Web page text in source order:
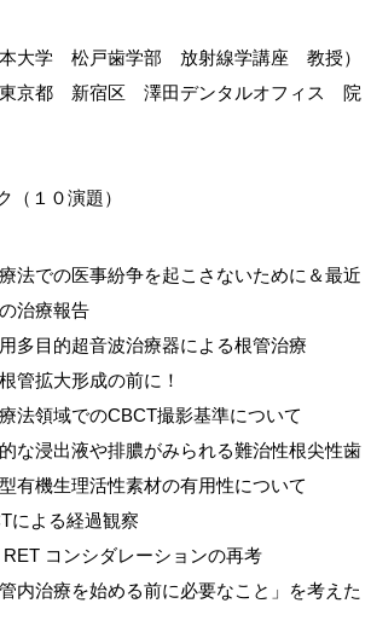
大学 松戸歯学部 放射線学講座 教授）
京都 新宿区 澤田デンタルオフィス 院
（１０演題）
の医事紛争を起こさないために＆最近
治療報告
目的超音波治療器による根管治療
拡大形成の前に！
領域でのCBCT撮影基準について
出液や排膿がみられる難治性根尖性歯
有機生理活性素材の有用性について
よる経過観察
コンシダレーションの再考
療を始める前に必要なこと」を考えた